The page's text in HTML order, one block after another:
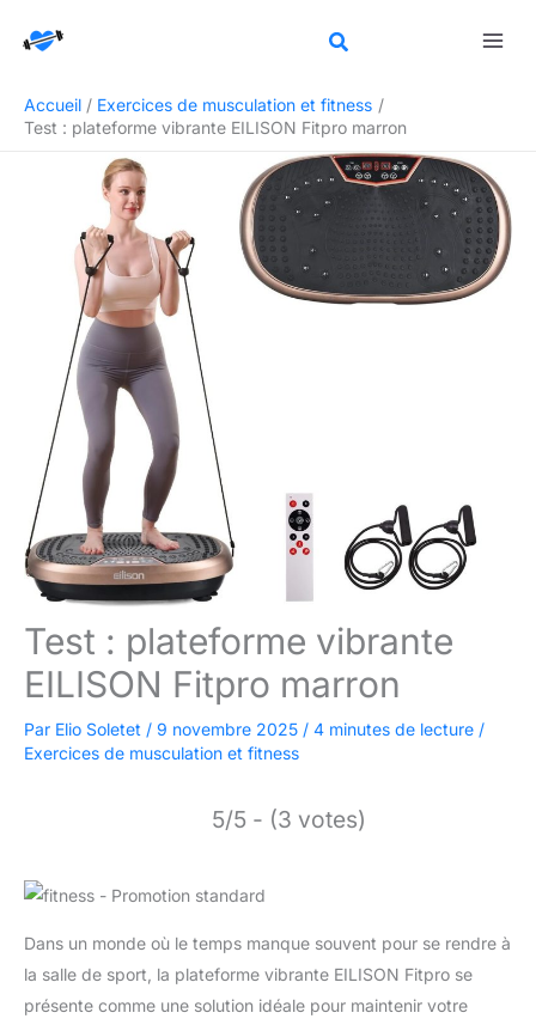
Accueil
Exercices de musculation et fitness
Test : plateforme vibrante EILISON Fitpro marron
Test : plateforme vibrante
EILISON Fitpro marron
Par Elio Soletet / 9 novembre 2025 / 4 minutes de lecture /
Exercices de musculation et fitness
5/5 - (3 votes)
Dans un monde où le temps manque souvent pour se rendre à
la salle de sport, la plateforme vibrante EILISON Fitpro se
présente comme une solution idéale pour maintenir votre